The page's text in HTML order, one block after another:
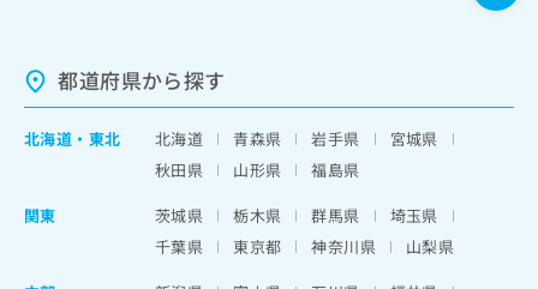
都道府県から探す
北海道 ・ 東北 北海道 青森県 岩手県
宮城県
秋田県
山形県
福島県
関東
茨城県 栃木県 群馬県
埼玉県
千葉県
東京都 神奈川県
山梨県